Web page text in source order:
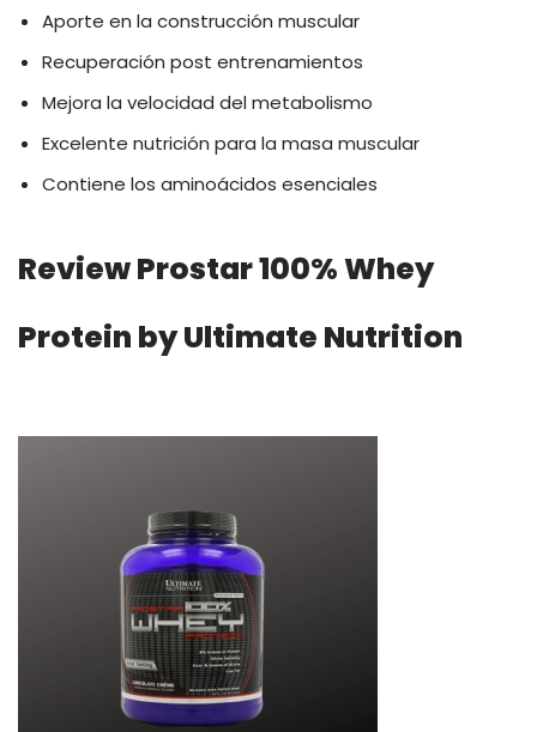
Aporte en la construcción muscular
Recuperación post entrenamientos
Mejora la velocidad del metabolismo
Excelente nutrición para la masa muscular
Contiene los aminoácidos esenciales
Review Prostar 100% Whey
Protein by Ultimate Nutrition